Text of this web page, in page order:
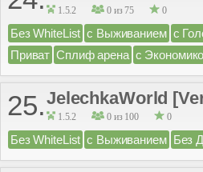
1.5.2 0 из 75 0
Без WhiteList с Выживанием с
Приват Сплиф арена с
25.JelechkaWorld
1.5.2 0 из 100 0
Без WhiteList с Выживанием Без